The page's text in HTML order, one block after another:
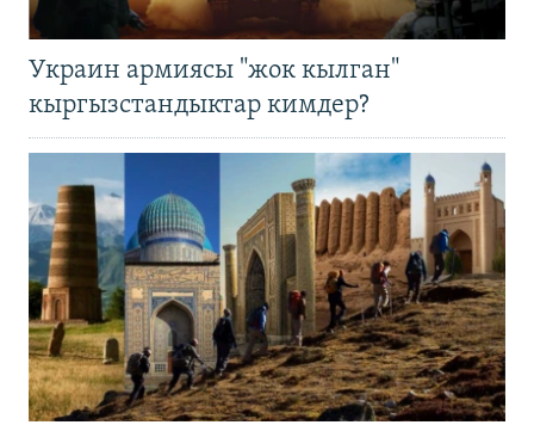
Украин армиясы "жок кылган"
кыргызстандыктар кимдер?